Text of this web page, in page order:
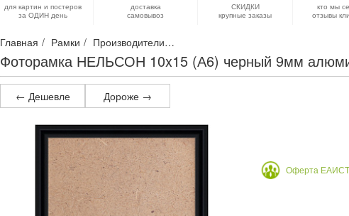
для картин и постеров
за ОДИН день
доставка
самовывоз
СКИДКИ
крупные заказы
кто мы
отзывы
Главная Рамки Производители
Фоторамка НЕЛЬСОН 10x15 (А6) черный 9мм
← Дешевле Дороже →
Оферта